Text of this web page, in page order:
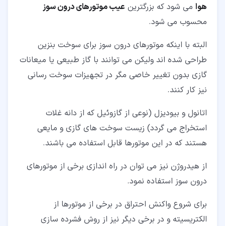
هوا می شود که بزرگترین عیب موتورهای درون سوز
محسوب می شود.
البته با اینکه موتورهای درون سوز برای سوخت بنزین
طراحی شده اند ولیکن می توانند با گاز طبیعی یا میعانات
گازی بدون تغییر خاصی مگر در تجهیزات سوخت رسانی
نیز کار کنند.
اتانول و بیودیزل (نوعی از گازوئیل که از دانه غلات
استخراج می گردد) زیست سوخت های گازی و مایعی
هستند که در این موتورها قابل استفاده می باشند.
از هیدروژن نیز می توان در راه اندازی برخی از موتورهای
درون سوز استفاده نمود.
برای شروع واکنش احتراق در برخی از موتورها از
الکتریسیته و در برخی دیگر نیز از روش فشرده سازی